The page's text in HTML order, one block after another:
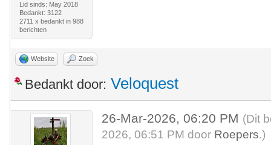
Lid sinds: May 2018
Bedankt: 3122
2711 x bedankt in 988
berichten
Website Zoek
Bedankt door: Veloquest
26-Mar-2026, 06:20 PM (Dit
2026, 06:51 PM door Roepers.)